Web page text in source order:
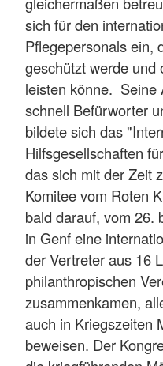
sich für den
Pflegepersonals ein,
geschützt werde und
leisten könne. Seine
schnell Befürworter
bildete sich das
Hilfsgesellschaften
das sich mit der Zeit
Komitee vom Roten
bald darauf, vom 26.
in Genf eine
der Vertreter aus 16
philanthropischen
zusammenkamen,
auch in Kriegszeiten
beweisen. Der